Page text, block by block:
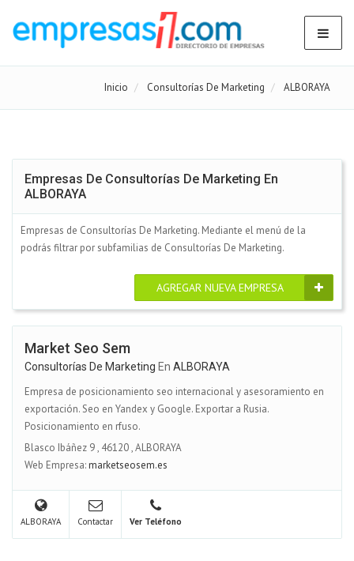
Inicio Consultorías De Marketing ALBORAYA
Empresas De Consultorías De Marketing En
ALBORAYA
Empresas de Consultorías De Marketing. Mediante el menú de la
podrás filtrar por subfamilias de Consultorías De Marketing.
AGREGAR NUEVA EMPRESA
Market Seo Sem
Consultorías De Marketing En ALBORAYA
Empresa de posicionamiento seo internacional y asesoramiento en
exportación. Seo en Yandex y Google. Exportar a Rusia.
Posicionamiento en rfuso.
Blasco Ibáñez 9, 46120,ALBORAYA
Web Empresa:marketseosem.es
ALBORAYA Contactar Ver Teléfono